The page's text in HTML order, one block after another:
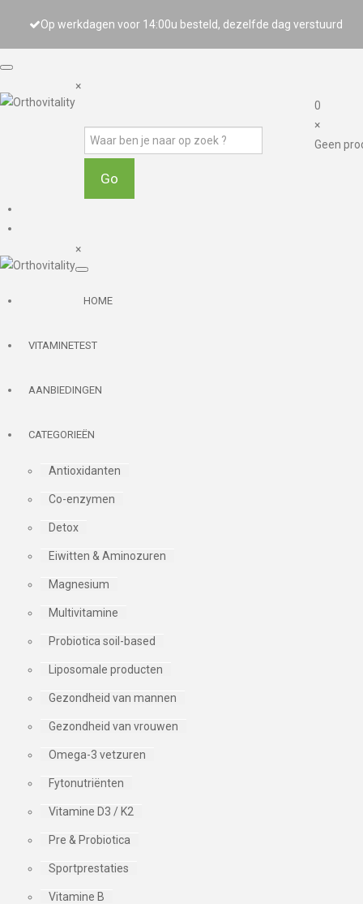
Op werkdagen voor 14:00u besteld, dezelfde dag verstuurd
×
0
×
Geen
×
HOME
VITAMINETEST
AANBIEDINGEN
CATEGORIEËN
Antioxidanten
Co-enzymen
Detox
Eiwitten & Aminozuren
Magnesium
Multivitamine
Probiotica soil-based
Liposomale producten
Gezondheid van mannen
Gezondheid van vrouwen
Omega-3 vetzuren
Fytonutriënten
Vitamine D3 / K2
Pre & Probiotica
Sportprestaties
Vitamine B